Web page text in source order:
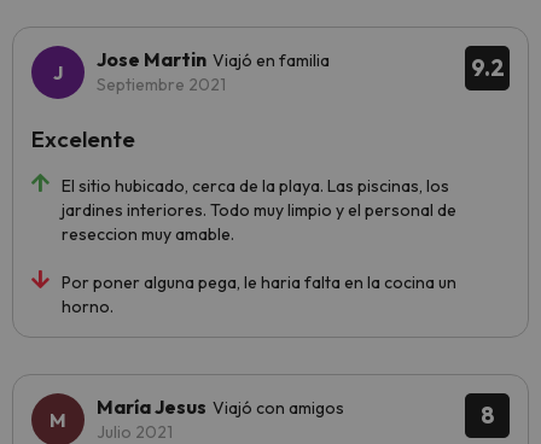
9.2
Jose Martin Viajó en familia
Septiembre 2021
El sitio hubicado, cerca de la playa. Las piscinas, los
jardines interiores. Todo muy limpio y el personal de
reseccion muy amable.
Por poner alguna pega, le haria falta en la cocina un
horno.
Excelente
8
María Jesus Viajó con amigos
Julio 2021